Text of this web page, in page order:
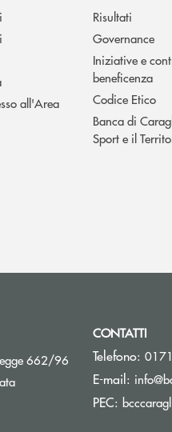
all'Area
Risultati
Governance
Iniziative e
beneficenza
Codice Etico
Banca di
Sport e il
662/96 Apre una nuova
finestra
CONTATTI
Telefono:
E-mail:
PEC: